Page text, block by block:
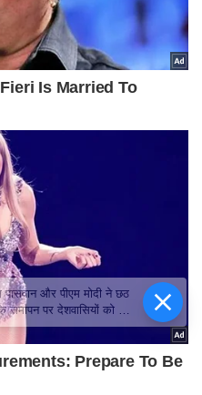
पासवान और पीएम मोदी ने छठ
समापन पर देशवासियों को दी
छठी मैया से देश की
की कामना की